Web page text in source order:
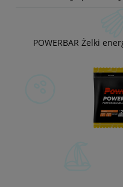
POWERBAR Żelki